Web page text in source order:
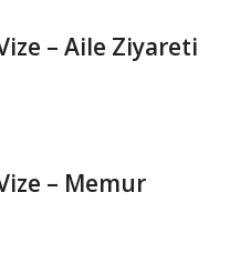
– Aile Ziyareti
– Memur